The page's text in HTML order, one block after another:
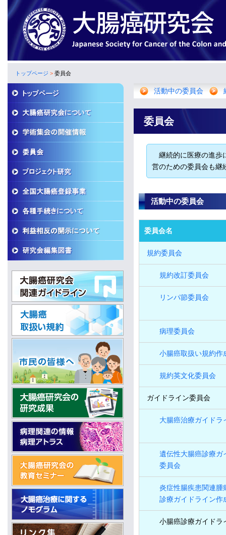
トップページ > 委員会
活動中の委員会
委員会
継続的に医療の進歩
営のための委員会も継
活動中の委員会
委員会名
規約委員会
規約改訂委員会
リンパ節委員会
病理委員会
小腸癌取扱い規約作
規約英文化委員会
ガイドライン委員会
大腸癌治療ガイドラ
遺伝性大腸癌診療ガ
委員会
炎症性腸疾患関連腫
診療ガイドライン作
小腸癌診療ガイドラ